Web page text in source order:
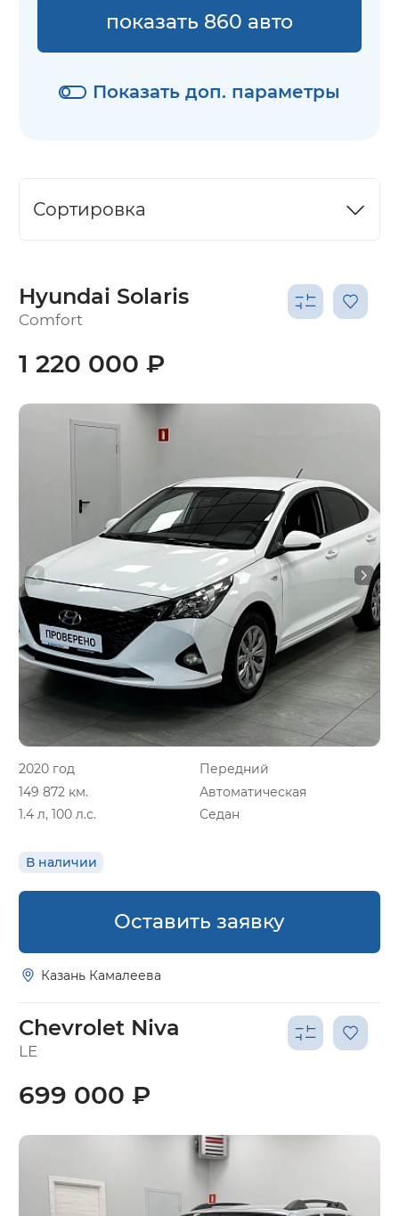
Показать доп. параметры
показать 860 авто
Сортировка
Hyundai Solaris
Comfort
2020 год
Передний
149 872 км.
Автоматическая
1.4 л, 100 л.с.
Седан
В наличии
1 220 000 ₽
Оставить заявку
Казань Камалеева
Chevrolet Niva
LE
699 000 ₽